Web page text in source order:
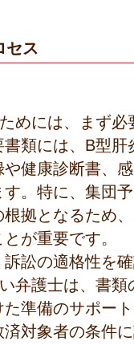
セス
めには、まず必
類には、B型
健康診断書、
。特に、集団
拠となるため
とが重要です
訟の適格性を
弁護士は、書類
準備のサポー
対象者の条件